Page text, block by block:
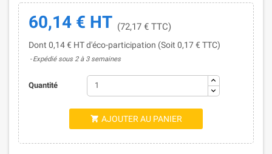
60,14 € HT (72,17 € TTC)
Dont 0,14 € HT d'éco-participation (Soit 0,17 € TTC)
Expédié sous 2 à 3 semaines
Quantité
 AJOUTER AU PANIER